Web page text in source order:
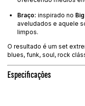
Braço: inspirado no
aveludados e aquele
limpos.
O resultado é um set
blues, funk, soul, rock
Especificações